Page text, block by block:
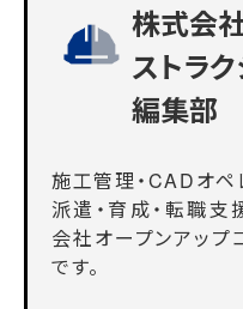
株式会
ストラ
編集部
施工管理・CADオ
派遣・育成・転職
会社オープンアップ
です。